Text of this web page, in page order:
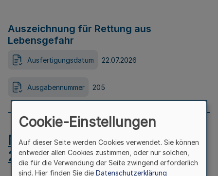
Auszeichnung für Rettung aus
Lebensgefahr
Ausfertigungsdatum 22.07.2026
Ausgabennummer 205
MB.NRW 2026 Nr. 204 vom
24.07.2026
Cookie-Einstellungen
Auf dieser Seite werden Cookies verwendet. Sie können
entweder allen Cookies zustimmen, oder nur solchen,
die für die Verwendung der Seite zwingend erforderlich
sind. Hier finden Sie die Datenschutzerklärung